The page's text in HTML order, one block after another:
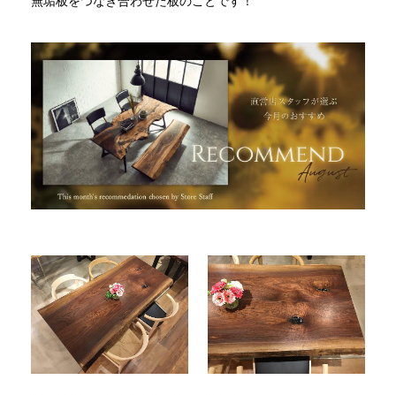
INFORMATION
MOKUBA CHANNEL
よくあるご質問